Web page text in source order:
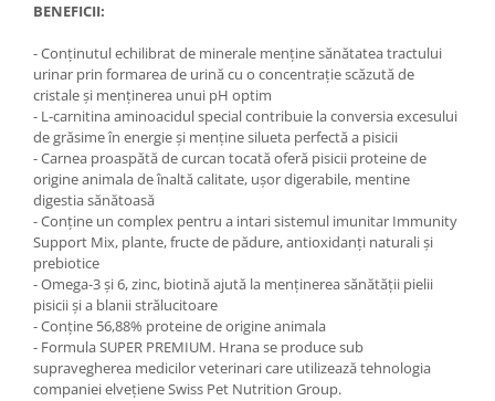
BENEFICII:
- Conținutul echilibrat de minerale menține sănătatea tractului
urinar prin formarea de urină cu o concentrație scăzută de
cristale și menținerea unui pH optim
- L-carnitina aminoacidul special contribuie la conversia excesului
de grăsime în energie și menține silueta perfectă a pisicii
- Carnea proaspătă de curcan tocată oferă pisicii proteine de
origine ​​animala de înaltă calitate, ușor digerabile, mentine
digestia sănătoasă
- Conține un complex pentru a intari sistemul imunitar Immunity
Support Mix, plante, fructe de pădure, antioxidanți naturali și
prebiotice
- Omega-3 și 6, zinc, biotină ajută la menținerea sănătății pielii
pisicii și a blanii strălucitoare
- Conține 56,88% proteine ​​de origine animala
- Formula SUPER PREMIUM. Hrana se produce sub
supravegherea medicilor veterinari care utilizează tehnologia
companiei elvețiene Swiss Pet Nutrition Group.